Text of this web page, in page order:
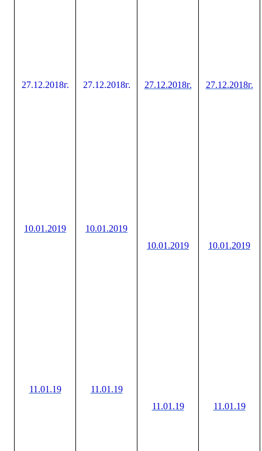
27.12.2018г.
10.01.2019
11.01.19
27.12.2018г.
10.01.2019
11.01.19
27.12.2018г.
10.01.2019
11.01.19
27.12.2018г.
10.01.2019
11.01.19